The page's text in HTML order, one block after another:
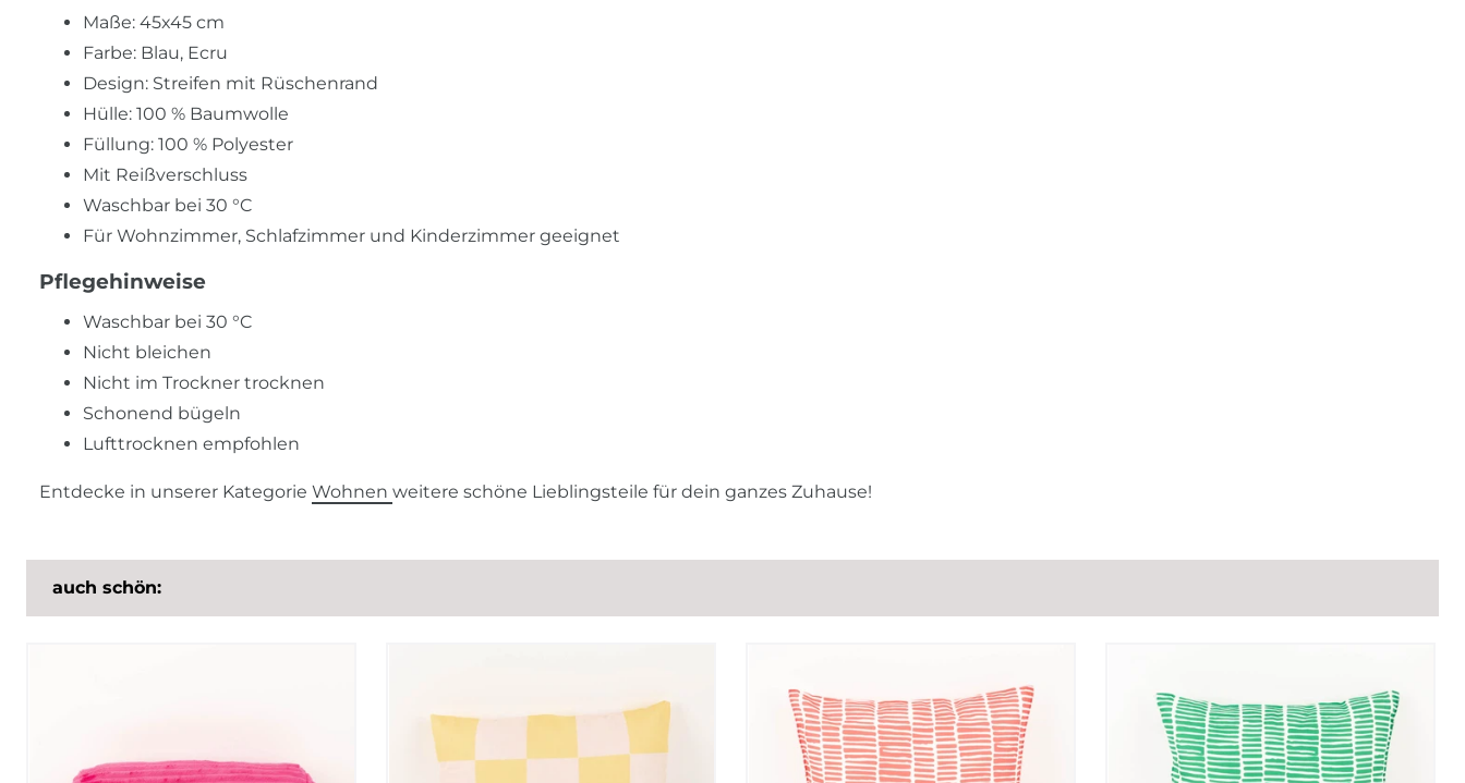
Maße: 45x45 cm
Farbe: Blau, Ecru
Design: Streifen mit Rüschenrand
Hülle: 100 % Baumwolle
Füllung: 100 % Polyester
Mit Reißverschluss
Waschbar bei 30 °C
Für Wohnzimmer, Schlafzimmer und Kinderzimmer geeignet
Pflegehinweise
Waschbar bei 30 °C
Nicht bleichen
Nicht im Trockner trocknen
Schonend bügeln
Lufttrocknen empfohlen
Entdecke in unserer Kategorie Wohnen weitere schöne Lieblingsteile für dein ganzes Zuhause!
auch schön: